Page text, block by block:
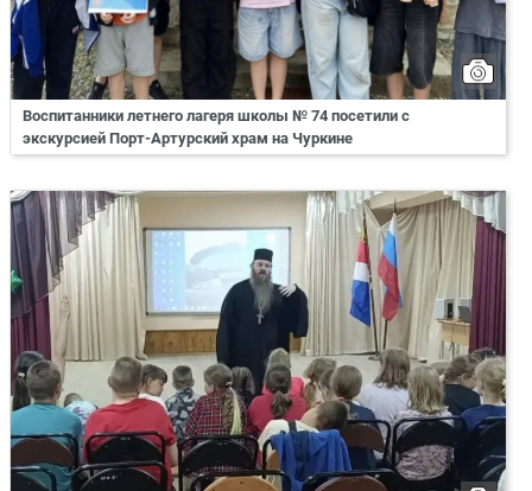
Воспитанники летнего лагеря школы № 74 посетили с
экскурсией Порт-Артурский храм на Чуркине